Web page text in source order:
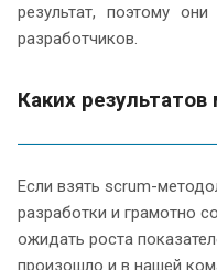
результат, поэтому
разработчиков.
Каких
Если взять scrum-
разработки и грамотно
ожидать роста
произошло и в нашей